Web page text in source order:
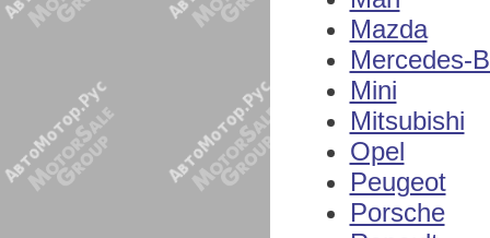
Mazda
Mercedes-
Mini
Mitsubishi
Opel
Peugeot
Porsche